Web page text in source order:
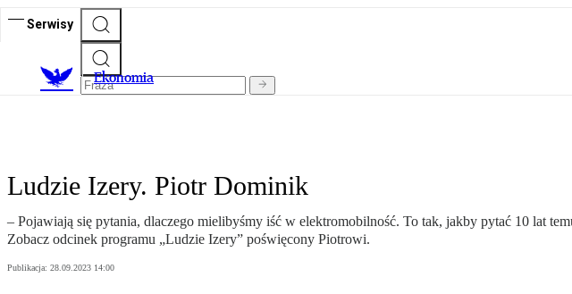
Serwisy
Ekonomia
Ludzie Izery. Piotr Dominik
– Pojawiają się pytania, dlaczego mielibyśmy iść w elektromobilność. To tak, jakby pytać 10 lat
Zobacz odcinek programu „Ludzie Izery” poświęcony Piotrowi.
Publikacja: 28.09.2023 14:00